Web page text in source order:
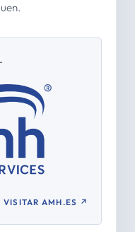
VISITAR AMH.ES ↗